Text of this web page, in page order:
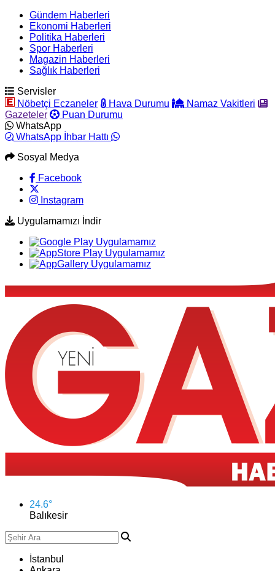
Gündem Haberleri
Ekonomi Haberleri
Politika Haberleri
Spor Haberleri
Magazin Haberleri
Sağlık Haberleri
Servisler
Nöbetçi Eczaneler
Hava Durumu
Namaz Vakitleri
Gazeteler
Puan Durumu
WhatsApp
WhatsApp İhbar Hattı
Sosyal Medya
Facebook
Instagram
Uygulamamızı İndir
24.6°
Balıkesir
İstanbul